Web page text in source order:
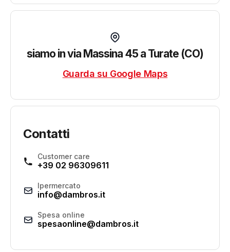
siamo in via Massina 45 a Turate (CO)
Guarda su Google Maps
Contatti
Customer care
+39 02 96309611
Ipermercato
info@dambros.it
Spesa online
spesaonline@dambros.it